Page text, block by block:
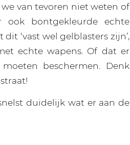
van tevoren niet weten of
bontgekleurde echte
‘vast wel gelblasters zijn’,
echte wapens. Of dat er
beschermen. Denk
duidelijk wat er aan de